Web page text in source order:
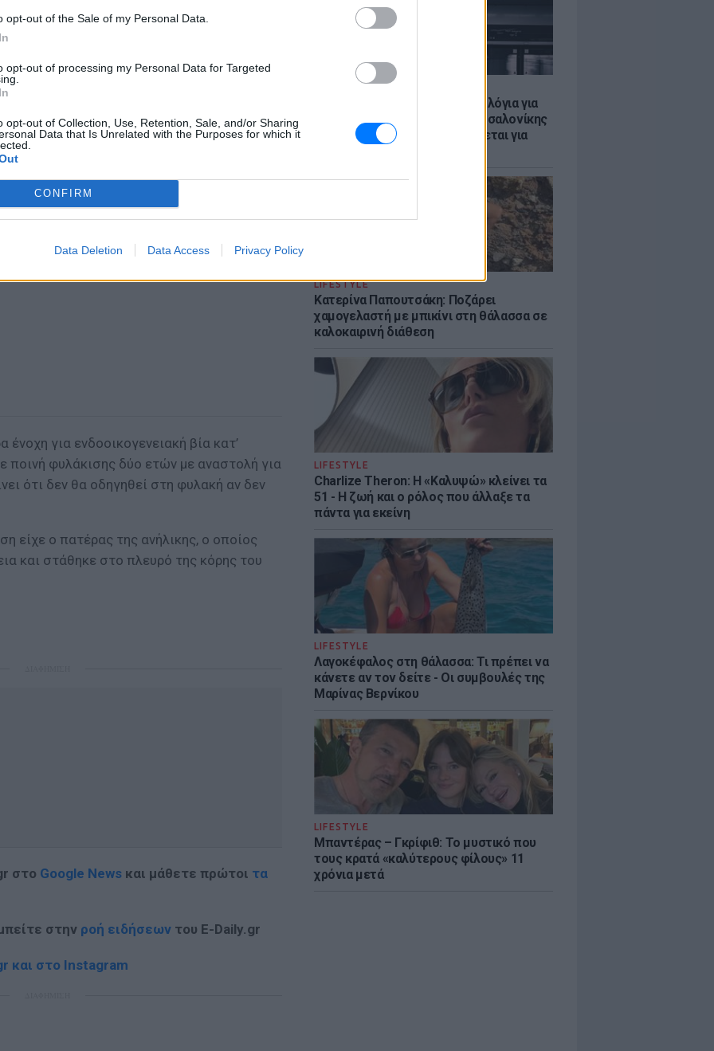
opt-out of the Sale of my Personal Data.
opt-out of processing my Personal Data for Targeted
opt-out of Collection, Use, Retention, Sale, and/or Sharing
Data that Is Unrelated with the Purposes for which it
CONFIRM
Data Deletion Data Access Privacy Policy
ΕΙΔΗΣΕΙΣ
Απόψε τα δοκιμαστικά δρομολόγια για
την επέκταση του Μετρό Θεσσαλονίκης
προς Καλαμαριά - Τι προβλέπεται για
LIFESTYLE
Κατερίνα Παπουτσάκη: Ποζάρει
χαμογελαστή με μπικίνι στη θάλασσα σε
καλοκαιρινή διάθεση
LIFESTYLE
Charlize Theron: Η «Καλυψώ» κλείνει τα
51 - H ζωή και ο ρόλος που άλλαξε τα
πάντα για εκείνη
LIFESTYLE
Λαγοκέφαλος στη θάλασσα: Τι πρέπει να
κάνετε αν τον δείτε - Οι συμβουλές της
Μαρίνας Βερνίκου
LIFESTYLE
Μπαντέρας – Γκρίφιθ: Το μυστικό που
τους κρατά «καλύτερους φίλους» 11
χρόνια μετά
μέσα στο σπίτι, με κίνδυνο να
ΔΙΑΦΗΜΙΣΗ
ένοχη για ενδοοικογενειακή βία κατ’
ποινή φυλάκισης δύο ετών με αναστολή για
ότι δεν θα οδηγηθεί στη φυλακή αν δεν
είχε ο πατέρας της ανήλικης, ο οποίος
και στάθηκε στο πλευρό της κόρης του
στο Google News και μάθετε πρώτοι τα
στην ροή ειδήσεων του E-Daily.gr
και στο Instagram